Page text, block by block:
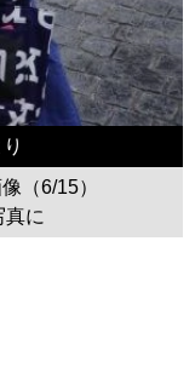
（6/15）
真に